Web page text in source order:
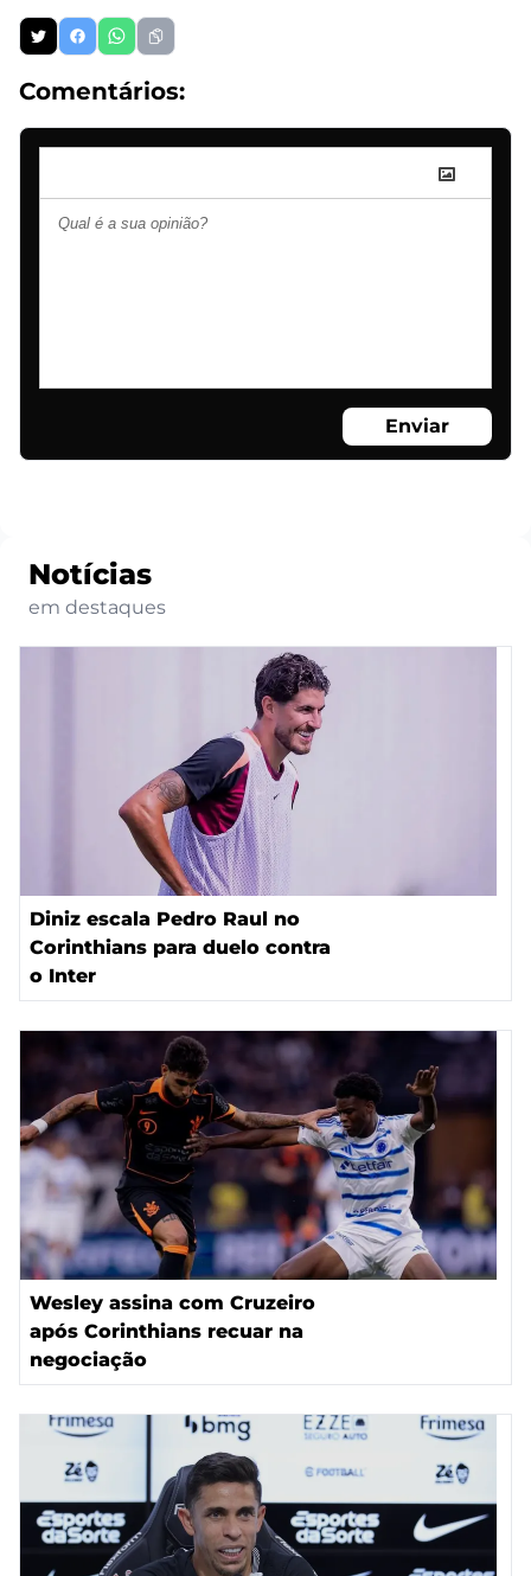
Comentários:
Enviar
Notícias
em destaques
Diniz escala Pedro Raul no
Corinthians para duelo contra
o Inter
Wesley assina com Cruzeiro
após Corinthians recuar na
negociação